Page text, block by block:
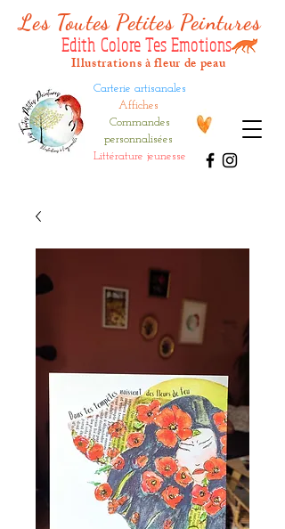
Carterie artisanales
Affiches
Commandes
personnalisées
Littérature jeunesse
Les Toutes Petites Peintures
Edith Colore Tes Emotions
Illustrations à fleur de peau